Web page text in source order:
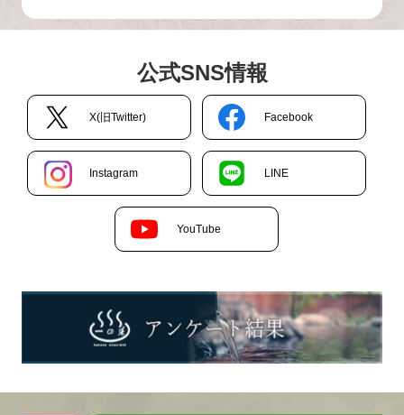
公式SNS情報
X(旧Twitter) Facebook
Instagram LINE
YouTube